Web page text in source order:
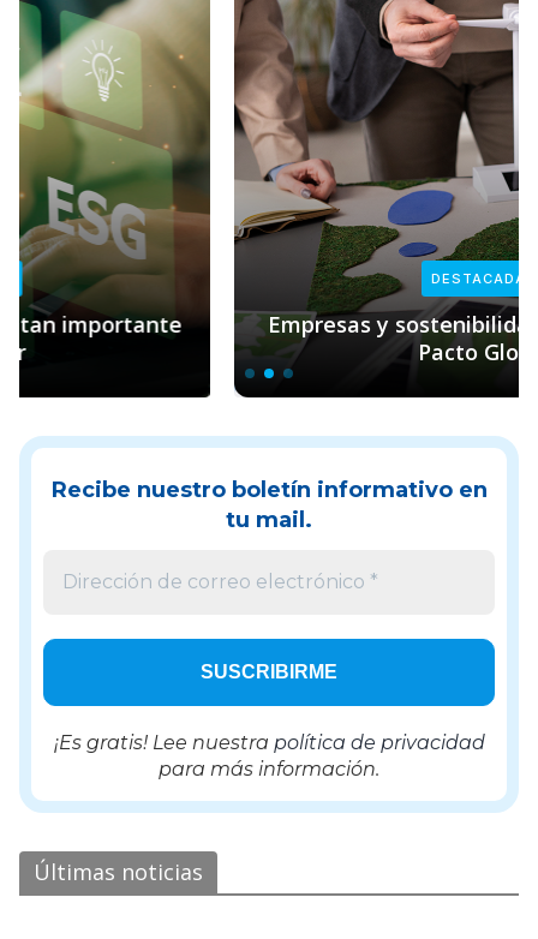
DESTACADAS
Empresas y sostenibilidad: el rol clave de
Pacto Global
Recibe nuestro boletín informativo en
tu mail.
¡Es gratis! Lee nuestra política de privacidad
para más información.
Últimas noticias